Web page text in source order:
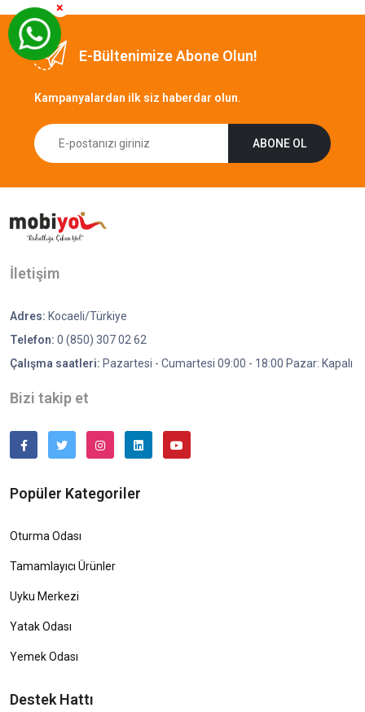
E-Bültenimize Abone Olun!
Kampanyalardan ilk siz haberdar olun.
ABONE OL
İletişim
Adres: Kocaeli/Türkiye
Telefon: 0 (850) 307 02 62
Çalışma saatleri: Pazartesi - Cumartesi 09:00 - 18:00 Pazar: Kapalı
Bizi takip et
Popüler Kategoriler
Oturma Odası
Tamamlayıcı Ürünler
Uyku Merkezi
Yatak Odası
Yemek Odası
Destek Hattı
×